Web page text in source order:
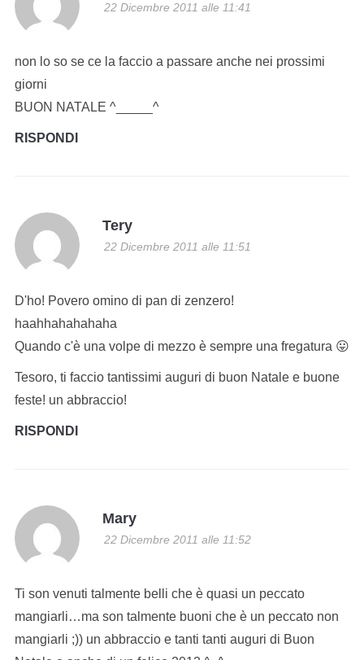
22 Dicembre 2011 alle 11:41
non lo so se ce la faccio a passare anche nei prossimi
giorni
BUON NATALE ^_____^
RISPONDI
Tery
22 Dicembre 2011 alle 11:51
D'ho! Povero omino di pan di zenzero!
haahhahahahaha
Quando c'è una volpe di mezzo è sempre una fregatura 😛
Tesoro, ti faccio tantissimi auguri di buon Natale e buone
feste! un abbraccio!
RISPONDI
Mary
22 Dicembre 2011 alle 11:52
Ti son venuti talmente belli che è quasi un peccato
mangiarli…ma son talmente buoni che è un peccato non
mangiarli ;)) un abbraccio e tanti tanti auguri di Buon